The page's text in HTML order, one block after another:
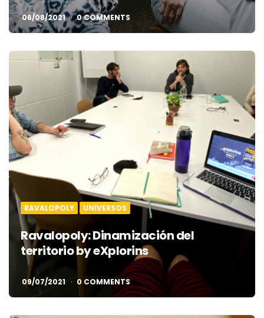
06/08/2021 0 COMMENTS
RAVALOPOLY UNIVERSOS
Ravalopoly: Dinamización del
territorio by eXplorins
09/07/2021 0 COMMENTS